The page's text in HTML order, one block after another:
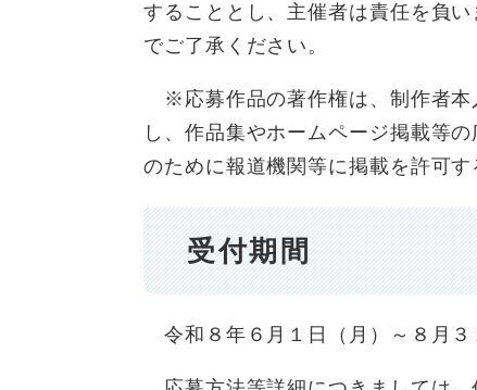
することとし、主催者は責任を負
でご了承ください。
※応募作品の著作権は、制作者本
し、作品集やホームページ掲載等
のために報道機関等に掲載を許可す
受付期間
令和８年６月１日（月）～８月